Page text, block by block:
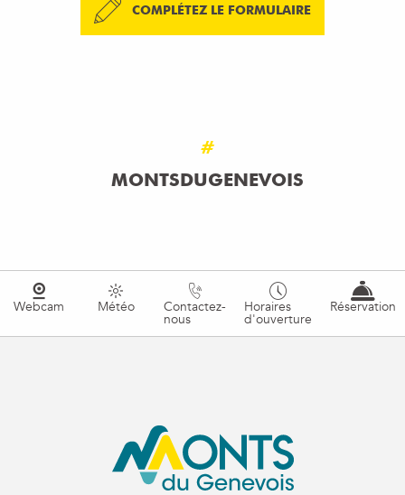
COMPLÉTEZ LE FORMULAIRE
#
MONTSDUGENEVOIS
Webcam Météo Contactez-
nous
Horaires
d'ouverture
Réservation